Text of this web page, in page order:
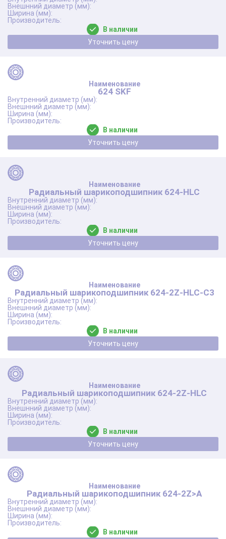
В наличии
Уточнить цену
624 SKF
В наличии
Уточнить цену
Радиальный шарикоподшипник 624-HLC
В наличии
Уточнить цену
Радиальный шарикоподшипник 624-2Z-HLC-C3
В наличии
Уточнить цену
Радиальный шарикоподшипник 624-2Z-HLC
В наличии
Уточнить цену
Радиальный шарикоподшипник 624-2Z>A
В наличии